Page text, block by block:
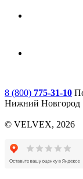
8 (800) 775-31-10
Нижний Новгород
© VELVEX, 2026